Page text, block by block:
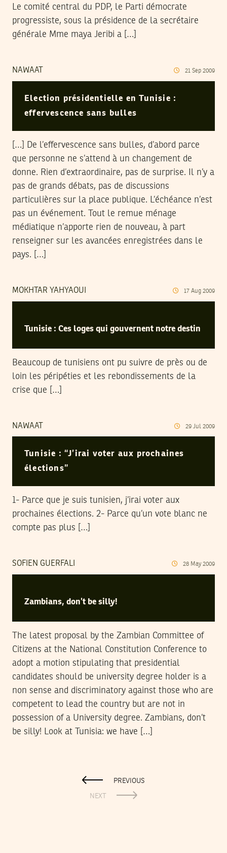
Le comité central du PDP, le Parti démocrate
progressiste, sous la présidence de la secrétaire
générale Mme maya Jeribi a […]
NAWAAT 21 Sep 2009
Election présidentielle en Tunisie :
effervescence sans bulles
[…] De l’effervescence sans bulles, d’abord parce
que personne ne s’attend à un changement de
donne. Rien d’extraordinaire, pas de surprise. Il n’y a
pas de grands débats, pas de discussions
particulières sur la place publique. L’échéance n’est
pas un événement. Tout le remue ménage
médiatique n’apporte rien de nouveau, à part
renseigner sur les avancées enregistrées dans le
pays. […]
MOKHTAR YAHYAOUI 17 Aug 2009
Tunisie : Ces loges qui gouvernent notre destin
Beaucoup de tunisiens ont pu suivre de près ou de
loin les péripéties et les rebondissements de la
crise que […]
NAWAAT 29 Jul 2009
Tunisie : “J’irai voter aux prochaines
élections”
1- Parce que je suis tunisien, j’irai voter aux
prochaines élections. 2- Parce qu’un vote blanc ne
compte pas plus […]
SOFIEN GUERFALI 28 May 2009
Zambians, don’t be silly!
The latest proposal by the Zambian Committee of
Citizens at the National Constitution Conference to
adopt a motion stipulating that presidential
candidates should be university degree holder is a
non sense and discriminatory against those who are
competent to lead the country but are not in
possession of a University degree. Zambians, don’t
be silly! Look at Tunisia: we have […]
PREVIOUS
NEXT